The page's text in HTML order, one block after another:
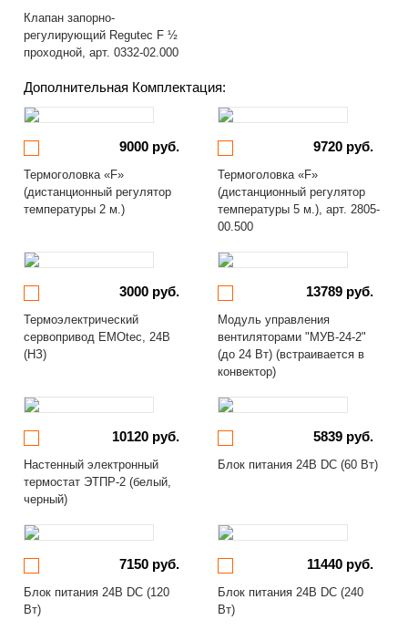
Клапан запорно-
регулирующий Regutec F ½
проходной, арт. 0332-02.000
Дополнительная Комплектация:
9000 руб.
Термоголовка «F»
(дистанционный регулятор
температуры 2 м.)
9720 руб.
Термоголовка «F»
(дистанционный регулятор
температуры 5 м.), арт. 2805-
00.500
3000 руб.
Термоэлектрический
сервопривод EMOtec, 24В
(НЗ)
13789 руб.
Модуль управления
вентиляторами "МУВ-24-2"
(до 24 Вт) (встраивается в
конвектор)
10120 руб.
Настенный электронный
термостат ЭТПР-2 (белый,
черный)
5839 руб.
Блок питания 24В DC (60 Вт)
7150 руб.
Блок питания 24В DC (120
Вт)
11440 руб.
Блок питания 24В DC (240
Вт)